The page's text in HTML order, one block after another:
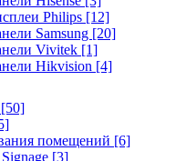
Philips [12]
Samsung [20]
Vivitek [1]
Hikvision [4]
[50]
помещений [6]
[3]